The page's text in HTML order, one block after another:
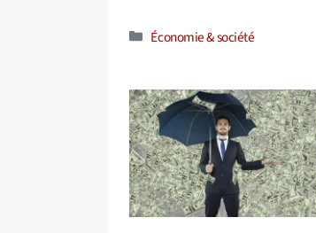
Catégories
Économie & société